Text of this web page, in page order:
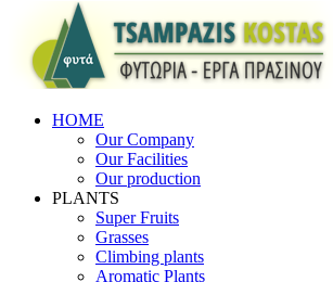
HOME
Our Company
Our Facilities
Our production
PLANTS
Super Fruits
Grasses
Climbing plants
Aromatic Plants